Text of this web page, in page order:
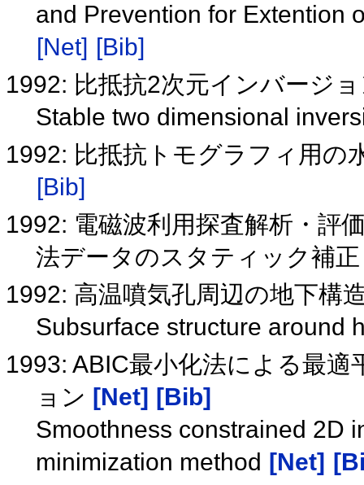
and Prevention for Extention
[Net] [Bib]
1992: 比抵抗2次元インバージ
Stable two dimensional
1992: 比抵抗トモグラフィ用
[Bib]
1992: 電磁波利用探査解析・評
法データのスタティック補
1992: 高温噴気孔周辺の地下構
Subsurface structure around
1993: ABIC最小化法による最
ョン [Net] [Bib]
Smoothness constrained 2D
minimization method [Net]